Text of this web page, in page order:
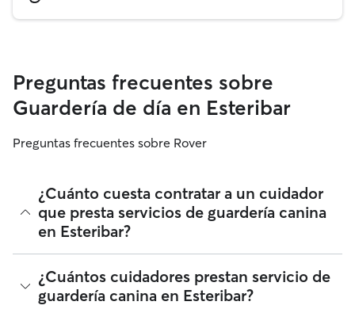
Preguntas frecuentes sobre
Guardería de día en Esteribar
Preguntas frecuentes sobre Rover
¿Cuánto cuesta contratar a un cuidador
que presta servicios de guardería canina
en Esteribar?
Los cuidadores en Rover tienen plena libertad para fijar sus
tarifas. El coste medio de un cuidador con guardería para
perros en Esteribar en Rover en agosto 2026 fue de
¿Cuántos cuidadores prestan servicio de
guardería canina en Esteribar?